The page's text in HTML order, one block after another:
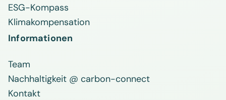
ESG-Kompass
Klimakompensation
Informationen
Team
Nachhaltigkeit @ carbon-connect
Kontakt